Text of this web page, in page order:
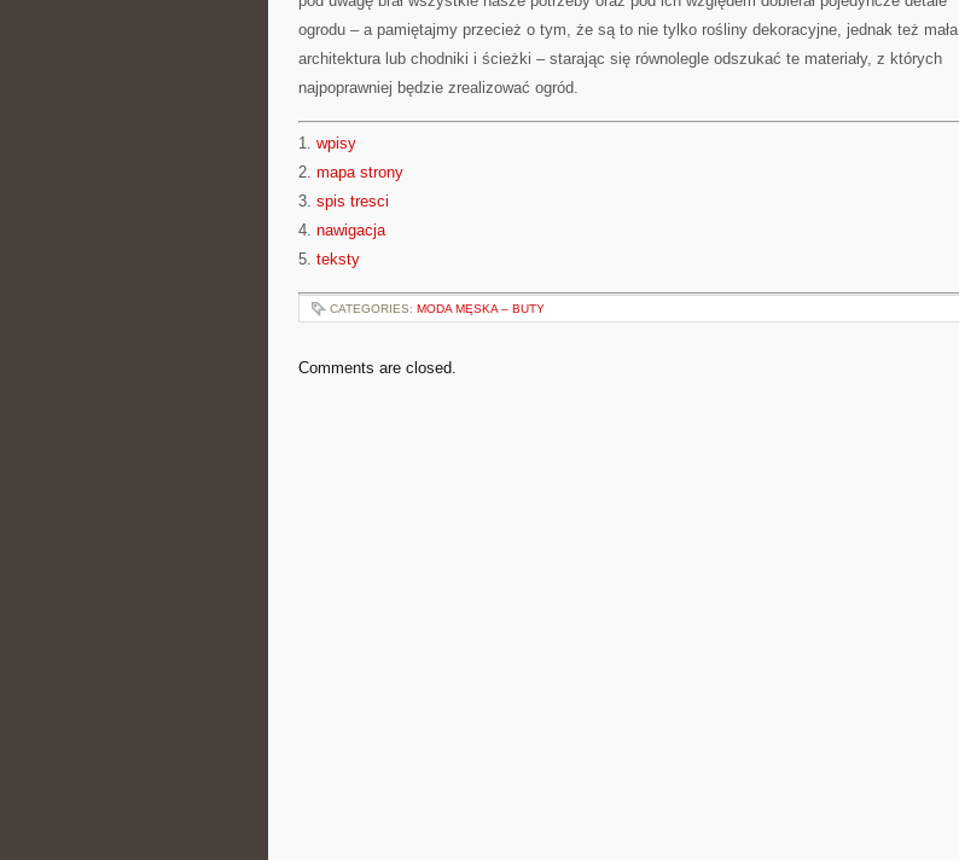
ogrodu – a pamiętajmy przecież o tym, że są to nie tylko rośliny dekoracyjne, jednak też mała
architektura lub chodniki i ścieżki – starając się równolegle odszukać te materiały, z których
najpoprawniej będzie zrealizować ogród.
1. wpisy
2. mapa strony
3. spis tresci
4. nawigacja
5. teksty
CATEGORIES: MODA MĘSKA – BUTY
Comments are closed.